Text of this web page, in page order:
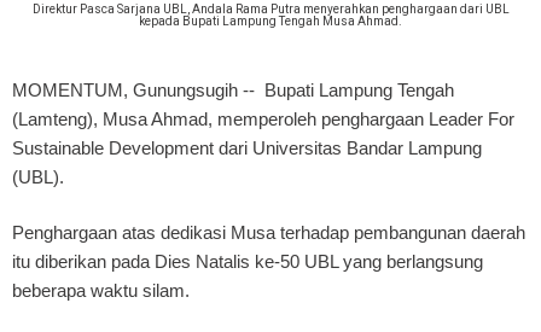
Direktur Pasca Sarjana UBL, Andala Rama Putra menyerahkan penghargaan dari UBL
kepada Bupati Lampung Tengah Musa Ahmad.
MOMENTUM, Gunungsugih -- Bupati Lampung Tengah
(Lamteng), Musa Ahmad, memperoleh penghargaan Leader For
Sustainable Development dari Universitas Bandar Lampung
(UBL).
Penghargaan atas dedikasi Musa terhadap pembangunan daerah
itu diberikan pada Dies Natalis ke-50 UBL yang berlangsung
beberapa waktu silam.